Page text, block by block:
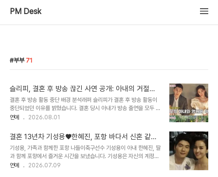
PM Desk
부부 71
슬리피, 결혼 후 방송 끊긴 사연 공개: 아내의 거절이
불러온 예상치 못한 결과
결혼 후 방송 활동 중단 배경 분석래퍼 슬리피가 결혼 후 방송 활동이
중단되었던 이유를 밝혔습니다. 결혼 당시 아내가 방송 출연을 모두 거
절했기 때문입니다. 비연예인인 아내에게 방송 출연은 큰 부담이었으
귀 과정유명 프로그램들로부터 수많은 섭외가 들어왔으나 아내의 거
절로 인해 일이 모두 끊기는 상황이 발생했습니다. 슬리피는 자신만을
원하는 곳이 없었다고 유머러스하게 설명했습니다. 몇 년 후, 아내는
큰 마음을 먹고 '동상이몽' 출연을 결정하며 방송에 복귀하게 되었습니
다. 슬리피 부부의 현재와 대중의 관심슬리피는 8살 연하의 김나현 씨
연예 2026.08.01
결혼 13년차 기성용♥한혜진, 포항 바다서 신혼 같은
달달한 투샷 공개
기성용, 가족과 함께한 포항 나들이축구선수 기성용이 아내 한혜진, 딸
과 함께 포항에서 즐거운 시간을 보냈습니다. 기성용은 자신의 계정에
포항 바다의 아름다움을 담은 사진 여러 장을 게재하며 여름의 시작을
연예 2026.07.09